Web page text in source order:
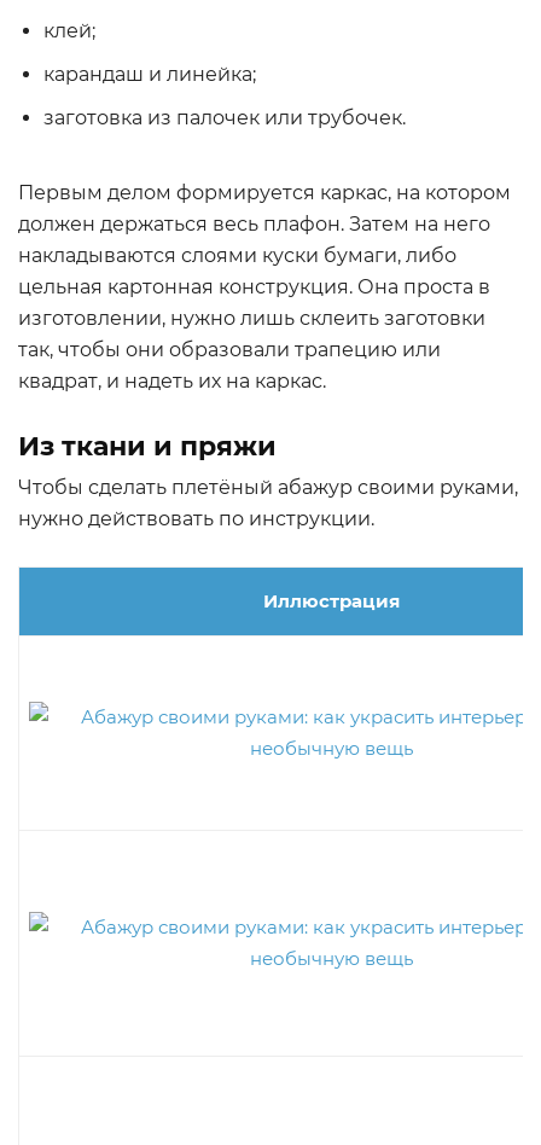
клей;
карандаш и линейка;
заготовка из палочек или трубочек.
Первым делом формируется каркас, на котором
должен держаться весь плафон. Затем на него
накладываются слоями куски бумаги, либо
цельная картонная конструкция. Она проста в
изготовлении, нужно лишь склеить заготовки
так, чтобы они образовали трапецию или
квадрат, и надеть их на каркас.
Из ткани и пряжи
Чтобы сделать плетёный абажур своими руками,
нужно действовать по инструкции.
Иллюстрация